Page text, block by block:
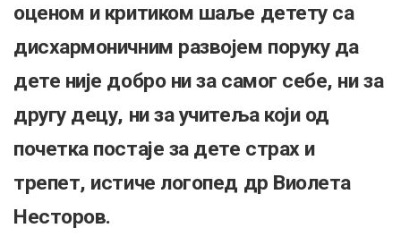
оценом и критиком шаље детету са
дисхармоничним развојем поруку да
дете није добро ни за самог себе, ни за
другу децу, ни за учитеља који од
почетка постаје за дете страх и
трепет, истиче логопед др Виолета
Несторов.